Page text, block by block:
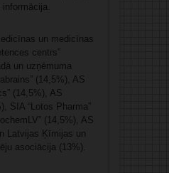
informācija.
un medicīnas
centrs”
un uzņēmuma
(14,5%), AS
(14,5%), AS
SIA “Lotos Pharma”
(14,5%), AS
Latvijas Ķīmijas un
asociācija (13%).